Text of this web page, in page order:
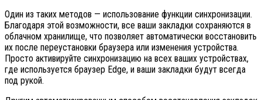
Один из таких методов — использование функции синхронизации.
Благодаря этой возможности, все ваши закладки сохраняются в
облачном хранилище, что позволяет автоматически восстановить
их после переустановки браузера или изменения устройства.
Просто активируйте синхронизацию на всех ваших устройствах,
где используется браузер Edge, и ваши закладки будут всегда
под рукой.